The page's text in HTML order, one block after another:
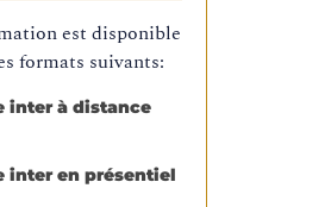
est disponible
formats suivants:
inter à distance
inter en présentiel